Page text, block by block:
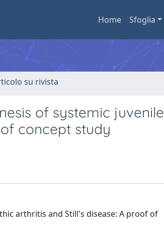
Home Sfoglia
su rivista
of systemic juvenile
concept study
arthritis and Still's disease: A proof of